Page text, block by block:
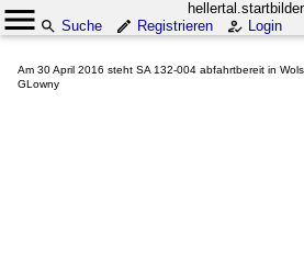
Suche
Registrieren Login
Am 30 April 2016 steht SA 132-004 abfahrtbereit in
GLowny